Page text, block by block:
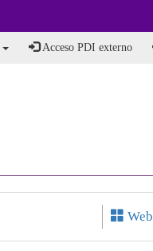
Acceso PDI externo
Web